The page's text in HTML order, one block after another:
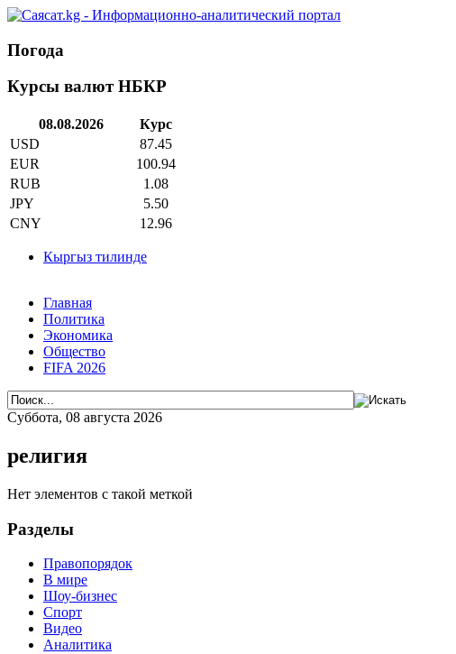
Погода
Курсы валют НБКР
08.08.2026
Курс
USD
87.45
EUR
100.94
RUB
1.08
JPY
5.50
CNY
12.96
Кыргыз тилинде
Главная
Политика
Экономика
Общество
FIFA 2026
Суббота, 08 августа 2026
религия
Нет элементов с такой меткой
Разделы
Правопорядок
В мире
Шоу-бизнес
Спорт
Видео
Аналитика